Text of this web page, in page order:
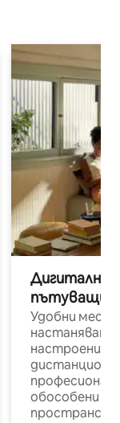
Дигитални
пътуващи
Удобни
настаняване
настроени и
обособени